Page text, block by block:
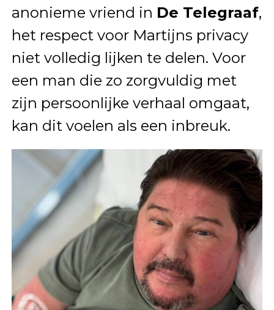
anonieme vriend in De Telegraaf,
het respect voor Martijns privacy
niet volledig lijken te delen. Voor
een man die zo zorgvuldig met
zijn persoonlijke verhaal omgaat,
kan dit voelen als een inbreuk.